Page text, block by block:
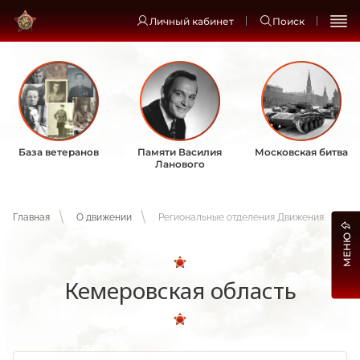
Личный кабинет Поиск
База ветеранов
Памяти Василия
Ланового
Московская битва
Главная О движении Региональные отделения Движения
Кемеровская область
МЕНЮ